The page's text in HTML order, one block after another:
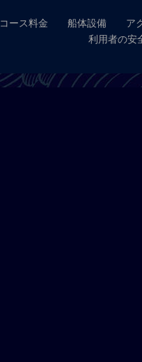
コース料金 船体設備 ア
利用者の安